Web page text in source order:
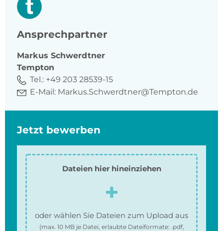
Ansprechpartner
Markus Schwerdtner
Tempton
Tel.: +49 203 28539-15
E-Mail: Markus.Schwerdtner@Tempton.de
Jetzt bewerben
Dateien hier hineinziehen
oder wählen Sie Dateien zum Upload aus
(max. 10 MBje Datei, erlaubte Dateiformate: .pdf,